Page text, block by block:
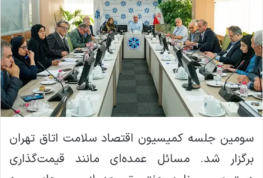
ی
ل
سومین جلسه کمیسیون اقتصاد سلامت اتاق تهران
برگزار شد. مسائل عمده‌ای مانند قیمت‌گذاری